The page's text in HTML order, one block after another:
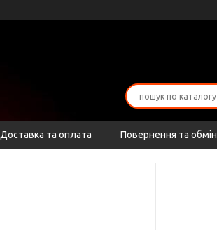
Доставка та оплата Повернення та обмін